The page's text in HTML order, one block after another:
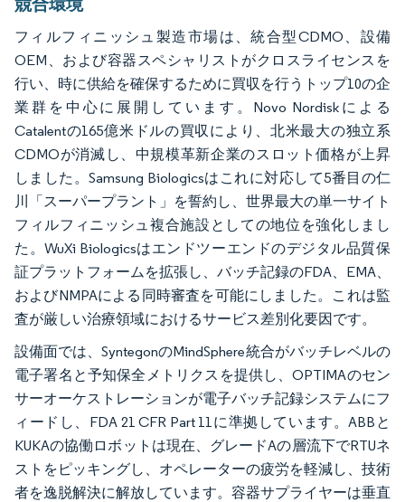
フィルフィニッシュ製造市場は、統合型CDMO、設備
OEM、および容器スペシャリストがクロスライセンスを
行い、時に供給を確保するために買収を行うトップ10の企
業群を中心に展開しています。Novo Nordiskによる
Catalentの165億米ドルの買収により、北米最大の独立系
CDMOが消滅し、中規模革新企業のスロット価格が上昇
しました。Samsung Biologicsはこれに対応して5番目の仁
川「スーパープラント」を誓約し、世界最大の単一サイト
フィルフィニッシュ複合施設としての地位を強化しまし
た。WuXi Biologicsはエンドツーエンドのデジタル品質保
証プラットフォームを拡張し、バッチ記録のFDA、EMA、
およびNMPAによる同時審査を可能にしました。これは監
査が厳しい治療領域におけるサービス差別化要因です。
設備面では、SyntegonのMindSphere統合がバッチレベルの
電子署名と予知保全メトリクスを提供し、OPTIMAのセン
サーオーケストレーションが電子バッチ記録システムにフ
ィードし、FDA 21 CFR Part 11に準拠しています。ABBと
KUKAの協働ロボットは現在、グレードAの層流下でRTUネ
ストをピッキングし、オペレーターの疲労を軽減し、技術
者を逸脱解決に解放しています。容器サプライヤーは垂直